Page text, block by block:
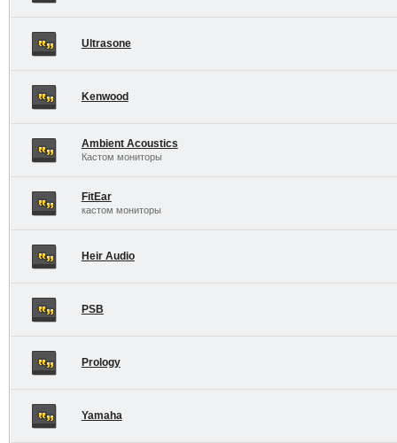
Ultrasone
Kenwood
Ambient Acoustics
Кастом мониторы
FitEar
кастом мониторы
Heir Audio
PSB
Prology
Yamaha